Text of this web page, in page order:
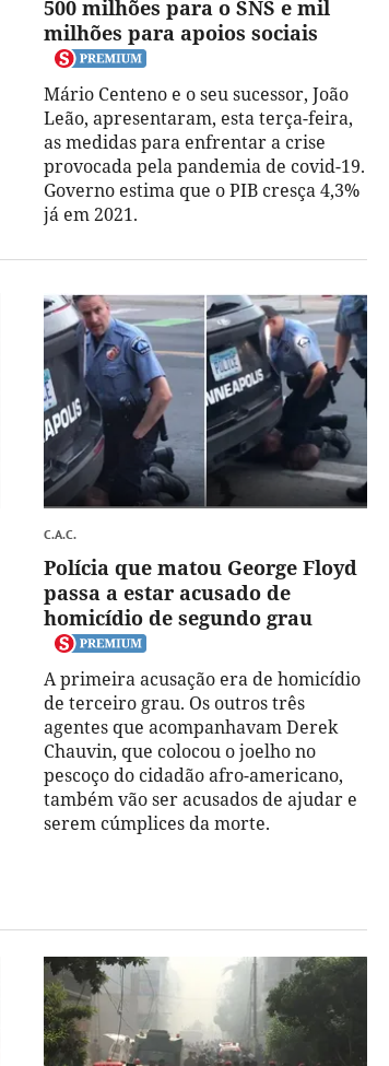
500 milhões para o SNS e mil
milhões para apoios sociais
Mário Centeno e o seu sucessor, João
Leão, apresentaram, esta terça-feira,
as medidas para enfrentar a crise
provocada pela pandemia de covid-19.
Governo estima que o PIB cresça 4,3%
já em 2021.
C.A.C.
Polícia que matou George Floyd
passa a estar acusado de
homicídio de segundo grau
A primeira acusação era de homicídio
de terceiro grau. Os outros três
agentes que acompanhavam Derek
Chauvin, que colocou o joelho no
pescoço do cidadão afro-americano,
também vão ser acusados de ajudar e
serem cúmplices da morte.